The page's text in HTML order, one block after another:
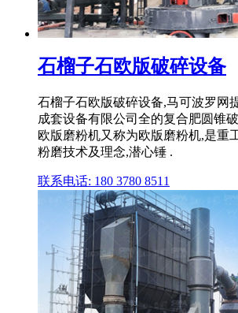
石榴子石欧版破碎设备
石榴子石欧版破碎设备,马可波罗网
成套设备有限公司全的复合肥圆锥
欧版磨粉机又称为欧版磨粉机,是重
粉磨技术及理念,潜心锤 .
联系电话: 180 3780 8511